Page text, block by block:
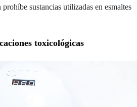
sustancias utilizadas en esmaltes
toxicológicas